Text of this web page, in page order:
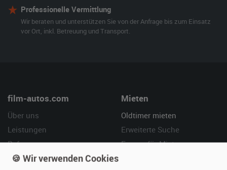
Professionelle Vermittlung
Wir beraten und unterstützen Sie von der Anfrage bis zum Einsatz
vor Ort, inkl. Betreuung und Transport.
film-autos.com
Über uns
Leistungen
Referenzen
Kundenmeinungen
Mieten
Oldtimer mieten
Erweiterte Suche
Fragen für Mieter
🍪 Wir verwenden Cookies